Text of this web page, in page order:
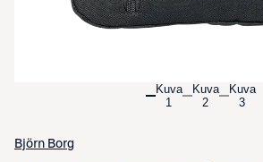
Kuva
1
Kuva
2
Kuva
3
Björn Borg